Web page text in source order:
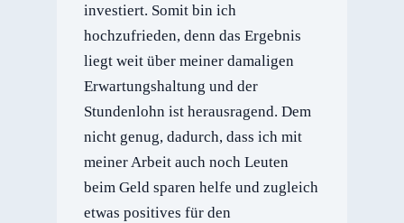
investiert. Somit bin ich
hochzufrieden, denn das Ergebnis
liegt weit über meiner damaligen
Erwartungshaltung und der
Stundenlohn ist herausragend. Dem
nicht genug, dadurch, dass ich mit
meiner Arbeit auch noch Leuten
beim Geld sparen helfe und zugleich
etwas positives für den